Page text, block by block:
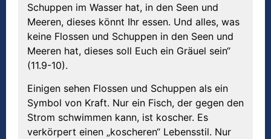
Schuppen im Wasser hat, in den Seen und
Meeren, dieses könnt Ihr essen. Und alles, was
keine Flossen und Schuppen in den Seen und
Meeren hat, dieses soll Euch ein Gräuel sein“
(11.9-10).
Einigen sehen Flossen und Schuppen als ein
Symbol von Kraft. Nur ein Fisch, der gegen den
Strom schwimmen kann, ist koscher. Es
verkörpert einen „koscheren“ Lebensstil. Nur